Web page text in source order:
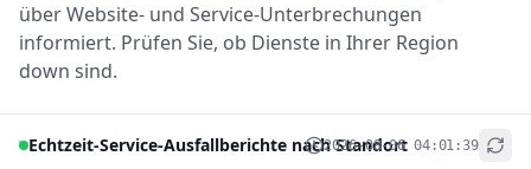
über Website- und Service-Unterbrechungen
informiert. Prüfen Sie, ob Dienste in Ihrer Region
down sind.
Echtzeit-Service-Ausfallberichte nach Standort
2026-08-06 04:01:39
+